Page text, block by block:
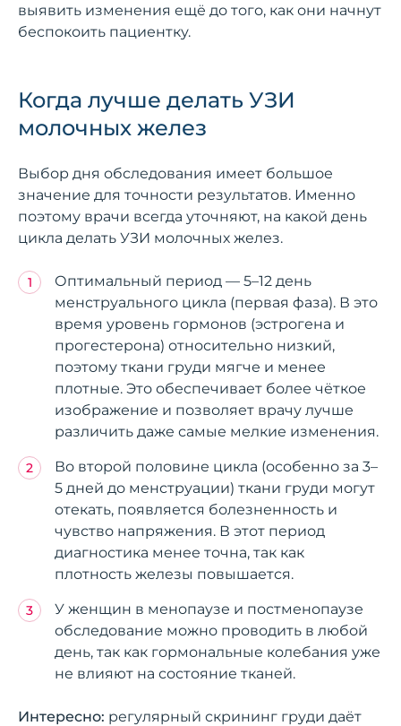
выявить изменения ещё до того, как они начнут
беспокоить пациентку.
Когда лучше делать УЗИ
молочных желез
Выбор дня обследования имеет большое
значение для точности результатов. Именно
поэтому врачи всегда уточняют, на какой день
цикла делать УЗИ молочных желез.
Оптимальный период — 5–12 день
менструального цикла (первая фаза). В это
время уровень гормонов (эстрогена и
прогестерона) относительно низкий,
поэтому ткани груди мягче и менее
плотные. Это обеспечивает более чёткое
изображение и позволяет врачу лучше
различить даже самые мелкие изменения.
Во второй половине цикла (особенно за 3–
5 дней до менструации) ткани груди могут
отекать, появляется болезненность и
чувство напряжения. В этот период
диагностика менее точна, так как
плотность железы повышается.
У женщин в менопаузе и постменопаузе
обследование можно проводить в любой
день, так как гормональные колебания уже
не влияют на состояние тканей.
Интересно: регулярный скрининг груди даёт